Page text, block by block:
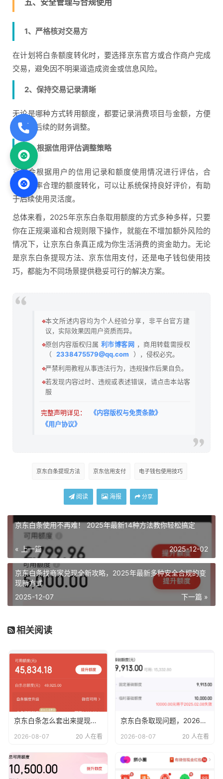
1、严格核对交易方
在计划将白条额度转化时，要选择京东官方或合作商户完成
交易，避免因不明渠道造成资金或信息风险。
2、保持交易记录清晰
无论是哪种方式转用额度，都要记录消费项目与金额，方便
对账与后续的财务调整。
3、根据信用评估调整策略
京东会根据用户的信用记录和额度使用情况进行评估，合
规、频率合理的额度转化，可以让系统保持良好评价，有助
于后续使用灵活度。
总体来看，2025年京东白条取用额度的方式多种多样，只要
你在正规渠道和合规则限下操作，就能在不增加额外风险的
情况下，让京东白条真正成为你生活消费的资金助力。无论
是京东白条提现方法、京东信用支付，还是电子钱包使用技
巧，都能为不同场景提供稳妥可行的解决方案。
🔹本文所述内容均为个人经验分享，非平台官方建
议，实际效果因用户资质而异。
🔹原创内容版权归属 利市博客网 ，商用转载需授权
（
2338475579@qq.com
），侵权必究。
🔹严禁利用教程从事违法行为，违规操作后果自负。
🔹若发现内容过时、违规或表述错误，请点击本站客
服
完整声明详见：
《内容版权与免责条款》
《用户协议》
京东白条提现方法 京东信用支付 电子钱包使用技巧
阅读 海报 分享
京东白条使用不再难！ 2025年最新14种方法教你轻松搞定
« 上一篇 2025-12-02
京东白条找商家兑现全新攻略，2025年最新多种安全合规的变
现新方式
下一篇 »
2025-12-07
相关阅读
京东白条怎么套出来提现？2026最新1 5 个办法（2026年最新避坑指南）
2026-08-07 20 人在看
京东白条取现问题，2026年最新十五种方法助你轻松购物畅享消费乐趣
2026-08-07 20 人在看